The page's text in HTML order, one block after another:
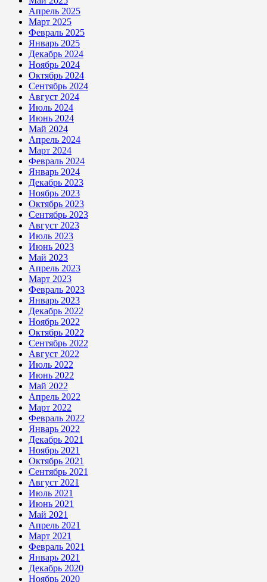
Апрель 2025
Март 2025
Февраль 2025
Январь 2025
Декабрь 2024
Ноябрь 2024
Октябрь 2024
Сентябрь 2024
Август 2024
Июль 2024
Июнь 2024
Май 2024
Апрель 2024
Март 2024
Февраль 2024
Январь 2024
Декабрь 2023
Ноябрь 2023
Октябрь 2023
Сентябрь 2023
Август 2023
Июль 2023
Июнь 2023
Май 2023
Апрель 2023
Март 2023
Февраль 2023
Январь 2023
Декабрь 2022
Ноябрь 2022
Октябрь 2022
Сентябрь 2022
Август 2022
Июль 2022
Июнь 2022
Май 2022
Апрель 2022
Март 2022
Февраль 2022
Январь 2022
Декабрь 2021
Ноябрь 2021
Октябрь 2021
Сентябрь 2021
Август 2021
Июль 2021
Июнь 2021
Май 2021
Апрель 2021
Март 2021
Февраль 2021
Январь 2021
Декабрь 2020
Ноябрь 2020